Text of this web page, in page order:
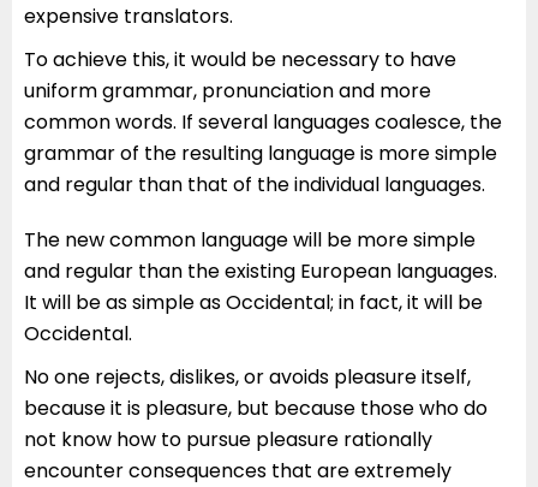
expensive translators.
To achieve this, it would be necessary to have
uniform grammar, pronunciation and more
common words. If several languages coalesce, the
grammar of the resulting language is more simple
and regular than that of the individual languages.
The new common language will be more simple
and regular than the existing European languages.
It will be as simple as Occidental; in fact, it will be
Occidental.
No one rejects, dislikes, or avoids pleasure itself,
because it is pleasure, but because those who do
not know how to pursue pleasure rationally
encounter consequences that are extremely